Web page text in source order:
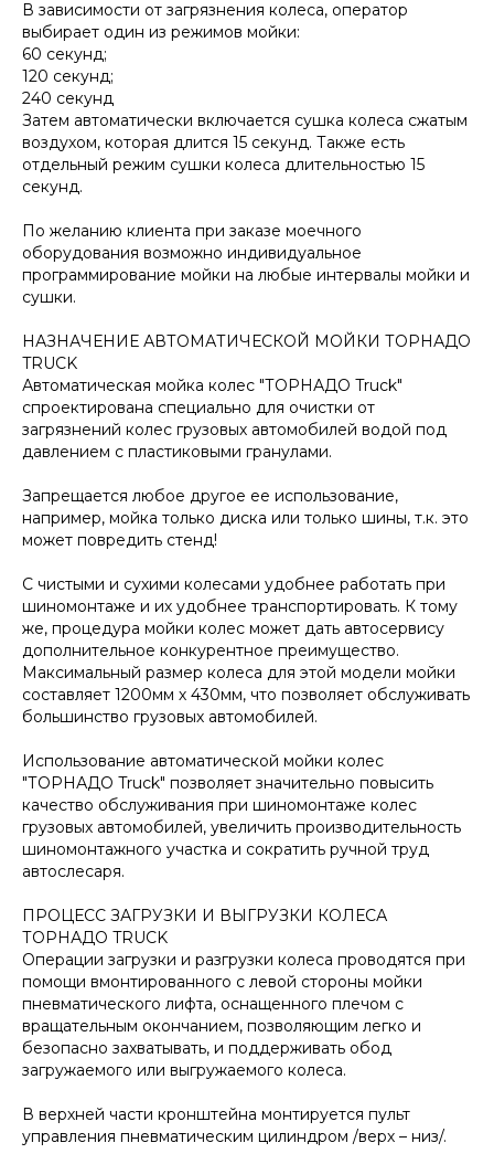
В зависимости от загрязнения колеса, оператор
выбирает один из режимов мойки:
60 секунд;
120 секунд;
240 секунд
Затем автоматически включается сушка колеса сжатым
воздухом, которая длится 15 секунд. Также есть
отдельный режим сушки колеса длительностью 15
секунд.
По желанию клиента при заказе моечного
оборудования возможно индивидуальное
программирование мойки на любые интервалы мойки и
сушки.
НАЗНАЧЕНИЕ АВТОМАТИЧЕСКОЙ МОЙКИ ТОРНАДО
TRUCK
Автоматическая мойка колес "ТОРНАДО Truck"
спроектирована специально для очистки от
загрязнений колес грузовых автомобилей водой под
давлением с пластиковыми гранулами.
Запрещается любое другое ее использование,
например, мойка только диска или только шины, т.к. это
может повредить стенд!
С чистыми и сухими колесами удобнее работать при
шиномонтаже и их удобнее транспортировать. К тому
же, процедура мойки колес может дать автосервису
дополнительное конкурентное преимущество.
Максимальный размер колеса для этой модели мойки
составляет 1200мм х 430мм, что позволяет обслуживать
большинство грузовых автомобилей.
Использование автоматической мойки колес
"ТОРНАДО Truck" позволяет значительно повысить
качество обслуживания при шиномонтаже колес
грузовых автомобилей, увеличить производительность
шиномонтажного участка и сократить ручной труд
автослесаря.
ПРОЦЕСС ЗАГРУЗКИ И ВЫГРУЗКИ КОЛЕСА
ТОРНАДО TRUCK
Операции загрузки и разгрузки колеса проводятся при
помощи вмонтированного с левой стороны мойки
пневматического лифта, оснащенного плечом с
вращательным окончанием, позволяющим легко и
безопасно захватывать, и поддерживать обод
загружаемого или выгружаемого колеса.
В верхней части кронштейна монтируется пульт
управления пневматическим цилиндром /верх – низ/.